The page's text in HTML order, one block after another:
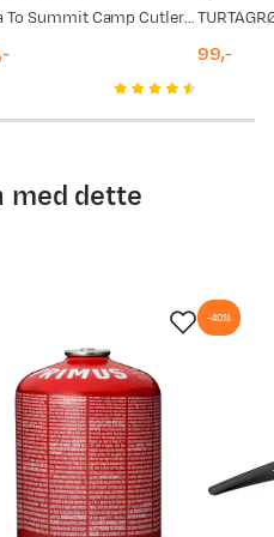
99,-
149,-
Sea To Summit Camp Cutlery Set - 3 Piece Charcoal
99,-
med dette
-40%